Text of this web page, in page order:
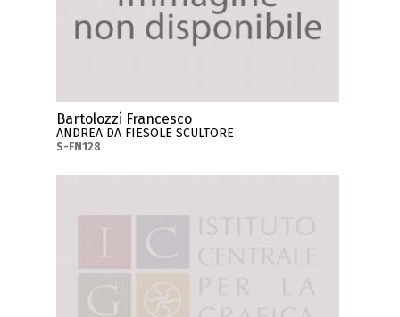
Bartolozzi Francesco
ANDREA DA FIESOLE SCULTORE
S-FN128